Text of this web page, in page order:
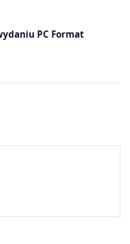
PC Format